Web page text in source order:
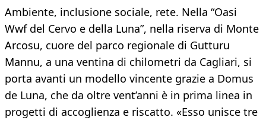
Ambiente, inclusione sociale, rete. Nella “Oasi
Wwf del Cervo e della Luna”, nella riserva di Monte
Arcosu, cuore del parco regionale di Gutturu
Mannu, a una ventina di chilometri da Cagliari, si
porta avanti un modello vincente grazie a Domus
de Luna, che da oltre vent’anni è in prima linea in
progetti di accoglienza e riscatto. «Esso unisce tre